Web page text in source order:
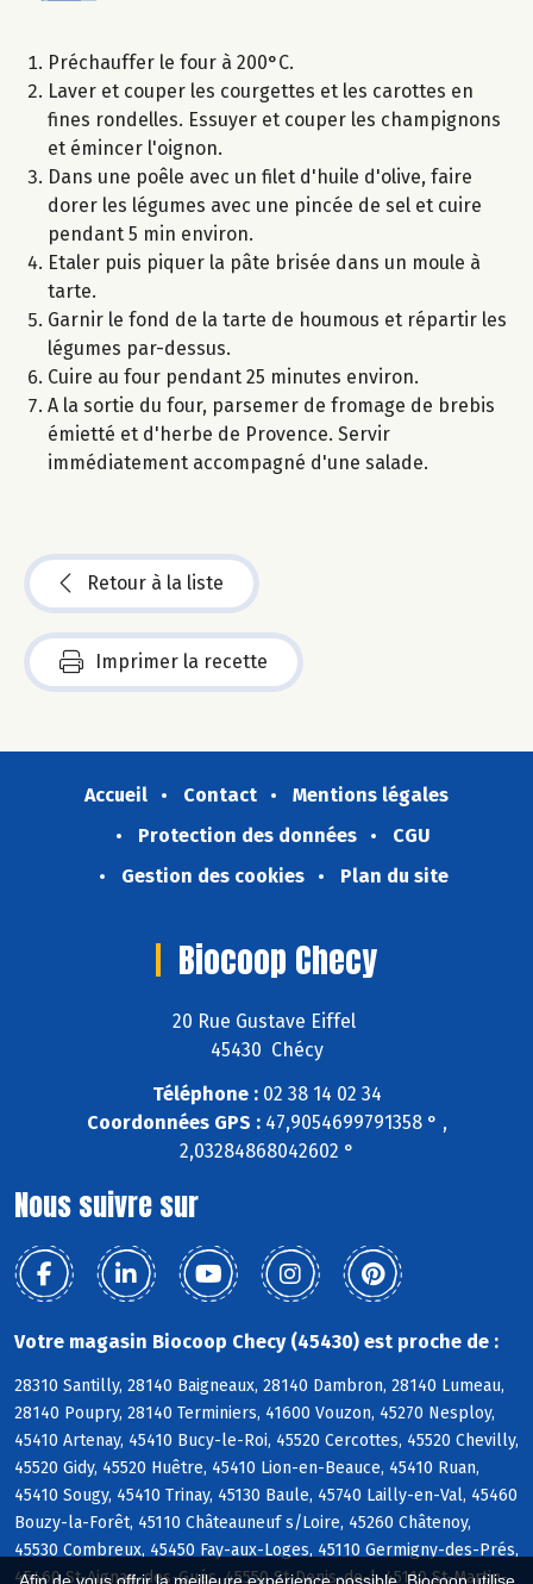
Préchauffer le four à 200°C.
Laver et couper les courgettes et les carottes en
fines rondelles. Essuyer et couper les champignons
et émincer l'oignon.
Dans une poêle avec un filet d'huile d'olive, faire
dorer les légumes avec une pincée de sel et cuire
pendant 5 min environ.
Etaler puis piquer la pâte brisée dans un moule à
tarte.
Garnir le fond de la tarte de houmous et répartir les
légumes par-dessus.
Cuire au four pendant 25 minutes environ.
A la sortie du four, parsemer de fromage de brebis
émietté et d'herbe de Provence. Servir
immédiatement accompagné d'une salade.
Retour à la liste
Imprimer la recette
Accueil Contact
Mentions légales
Protection des données
CGU
Gestion des cookies
Plan du site
Biocoop Checy
20 Rue Gustave Eiffel
45430 Chécy
Téléphone :02 38 14 02 34
Coordonnées GPS :47,9054699791358 ° ,
2,03284868042602 °
Nous suivre sur
Votre magasin Biocoop Checy (45430) est proche de :
28310 Santilly, 28140 Baigneaux, 28140 Dambron, 28140 Lumeau,
28140 Poupry, 28140 Terminiers, 41600 Vouzon, 45270 Nesploy,
45410 Artenay, 45410 Bucy-le-Roi, 45520 Cercottes, 45520 Chevilly,
45520 Gidy, 45520 Huêtre, 45410 Lion-en-Beauce, 45410 Ruan,
45410 Sougy, 45410 Trinay, 45130 Baule, 45740 Lailly-en-Val, 45460
Bouzy-la-Forêt, 45110 Châteauneuf s/Loire, 45260 Châtenoy,
45530 Combreux, 45450 Fay-aux-Loges, 45110 Germigny-des-Prés,
45460 St-Aignan-des-Gués, 45550 St-Denis-de-l, 45110 St-Martin-